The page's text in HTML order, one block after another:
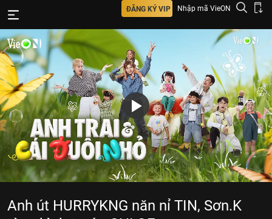
ĐĂNG KÝ VIP Nhập mã VieON
Anh út HURRYKNG năn nỉ TIN, Sơn.K